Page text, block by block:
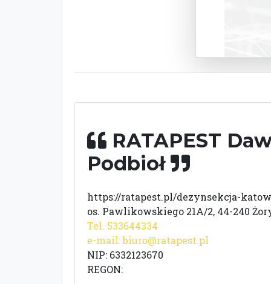
RATAPEST
Podbioł
https://ratapest.pl/dezynsekcja-
os. Pawlikowskiego 21A/2, 44-240
Tel. 533644334
e-mail:biuro@ratapest.pl
NIP: 6332123670
REGON: